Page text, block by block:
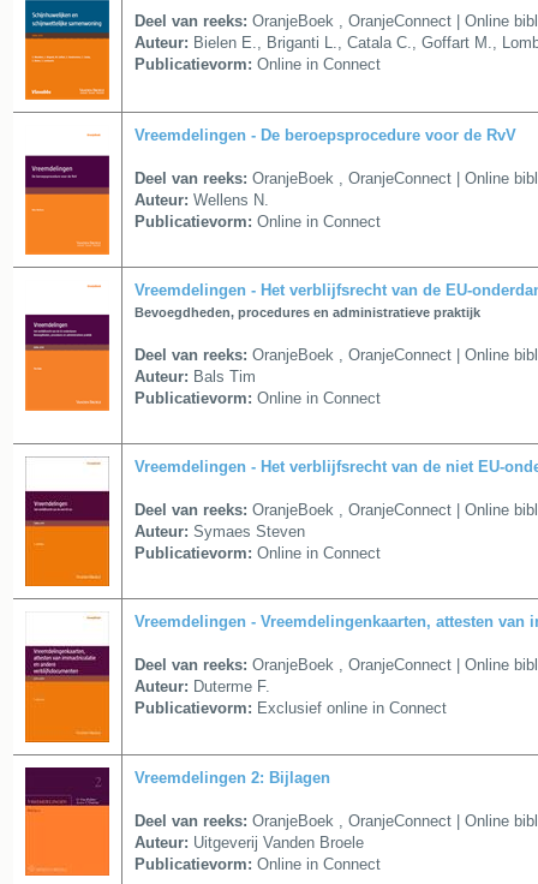
Deel van reeks: OranjeBoek , OranjeConnect | Online
Auteur: Bielen E., Briganti L., Catala C., Goffart M.,
Publicatievorm: Online in Connect
Vreemdelingen - De beroepsprocedure voor de RvV
Deel van reeks: OranjeBoek , OranjeConnect | Online
Auteur: Wellens N.
Publicatievorm: Online in Connect
Vreemdelingen - Het verblijfsrecht van de EU-
Bevoegdheden, procedures en administratieve praktijk
Deel van reeks: OranjeBoek , OranjeConnect | Online
Auteur: Bals Tim
Publicatievorm: Online in Connect
Vreemdelingen - Het verblijfsrecht van de niet EU-
Deel van reeks: OranjeBoek , OranjeConnect | Online
Auteur: Symaes Steven
Publicatievorm: Online in Connect
Vreemdelingen - Vreemdelingenkaarten, attesten
Deel van reeks: OranjeBoek , OranjeConnect | Online
Auteur: Duterme F.
Publicatievorm: Exclusief online in Connect
Vreemdelingen 2: Bijlagen
Deel van reeks: OranjeBoek , OranjeConnect | Online
Auteur: Uitgeverij Vanden Broele
Publicatievorm: Online in Connect